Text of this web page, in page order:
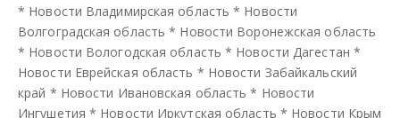
* Новости Владимирская область * Новости
Волгоградская область * Новости Воронежская область
* Новости Вологодская область * Новости Дагестан *
Новости Еврейская область * Новости Забайкальский
край * Новости Ивановская область * Новости
Ингушетия * Новости Иркутская область * Новости Крым